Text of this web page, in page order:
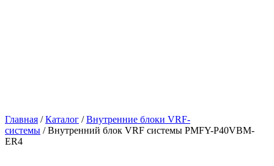
Главная /Каталог /Внутренние блоки VRF-
cистемы / Внутренний блок VRF системы PMFY-P40VBM-
ER4